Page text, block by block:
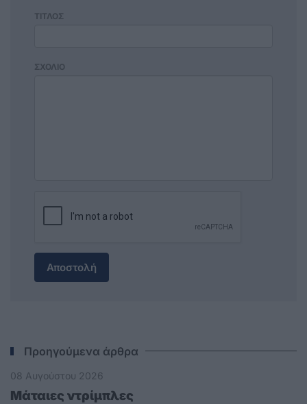
ΤΙΤΛΟΣ
ΣΧΟΛΙΟ
Αποστολή
Προηγούμενα άρθρα
08 Αυγούστου 2026
Μάταιες ντρίμπλες